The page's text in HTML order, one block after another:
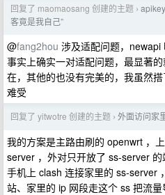
回复了 maomaosang 创建的主题 ›
客竟是我自己”
@fang2hou 涉及适配问题，newapi
事实上确实一对适配问题，最显著
在，其他的也没有完美的，我虽然
难受
回复了 yitwotre 创建的主题 › 外面访问家
我的方案是主路由刷的 openwrt ，
server ，外对只开放了 ss-server 的
手机上 clash 连接家里的 ss-server
站、家里的 ip 网段走这个 ss 把流